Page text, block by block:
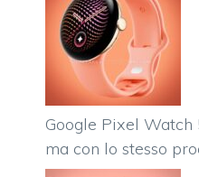
Google Pixel
ma con lo stesso